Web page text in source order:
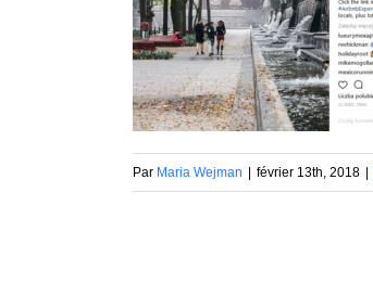
Par Maria Wejman février 13th, 2018